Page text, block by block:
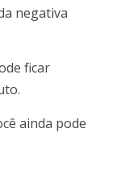
negativa
ficar
ainda pode